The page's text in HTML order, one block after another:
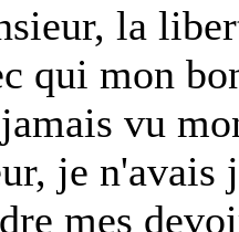
la
qui mon
vu
je n'avais
mes